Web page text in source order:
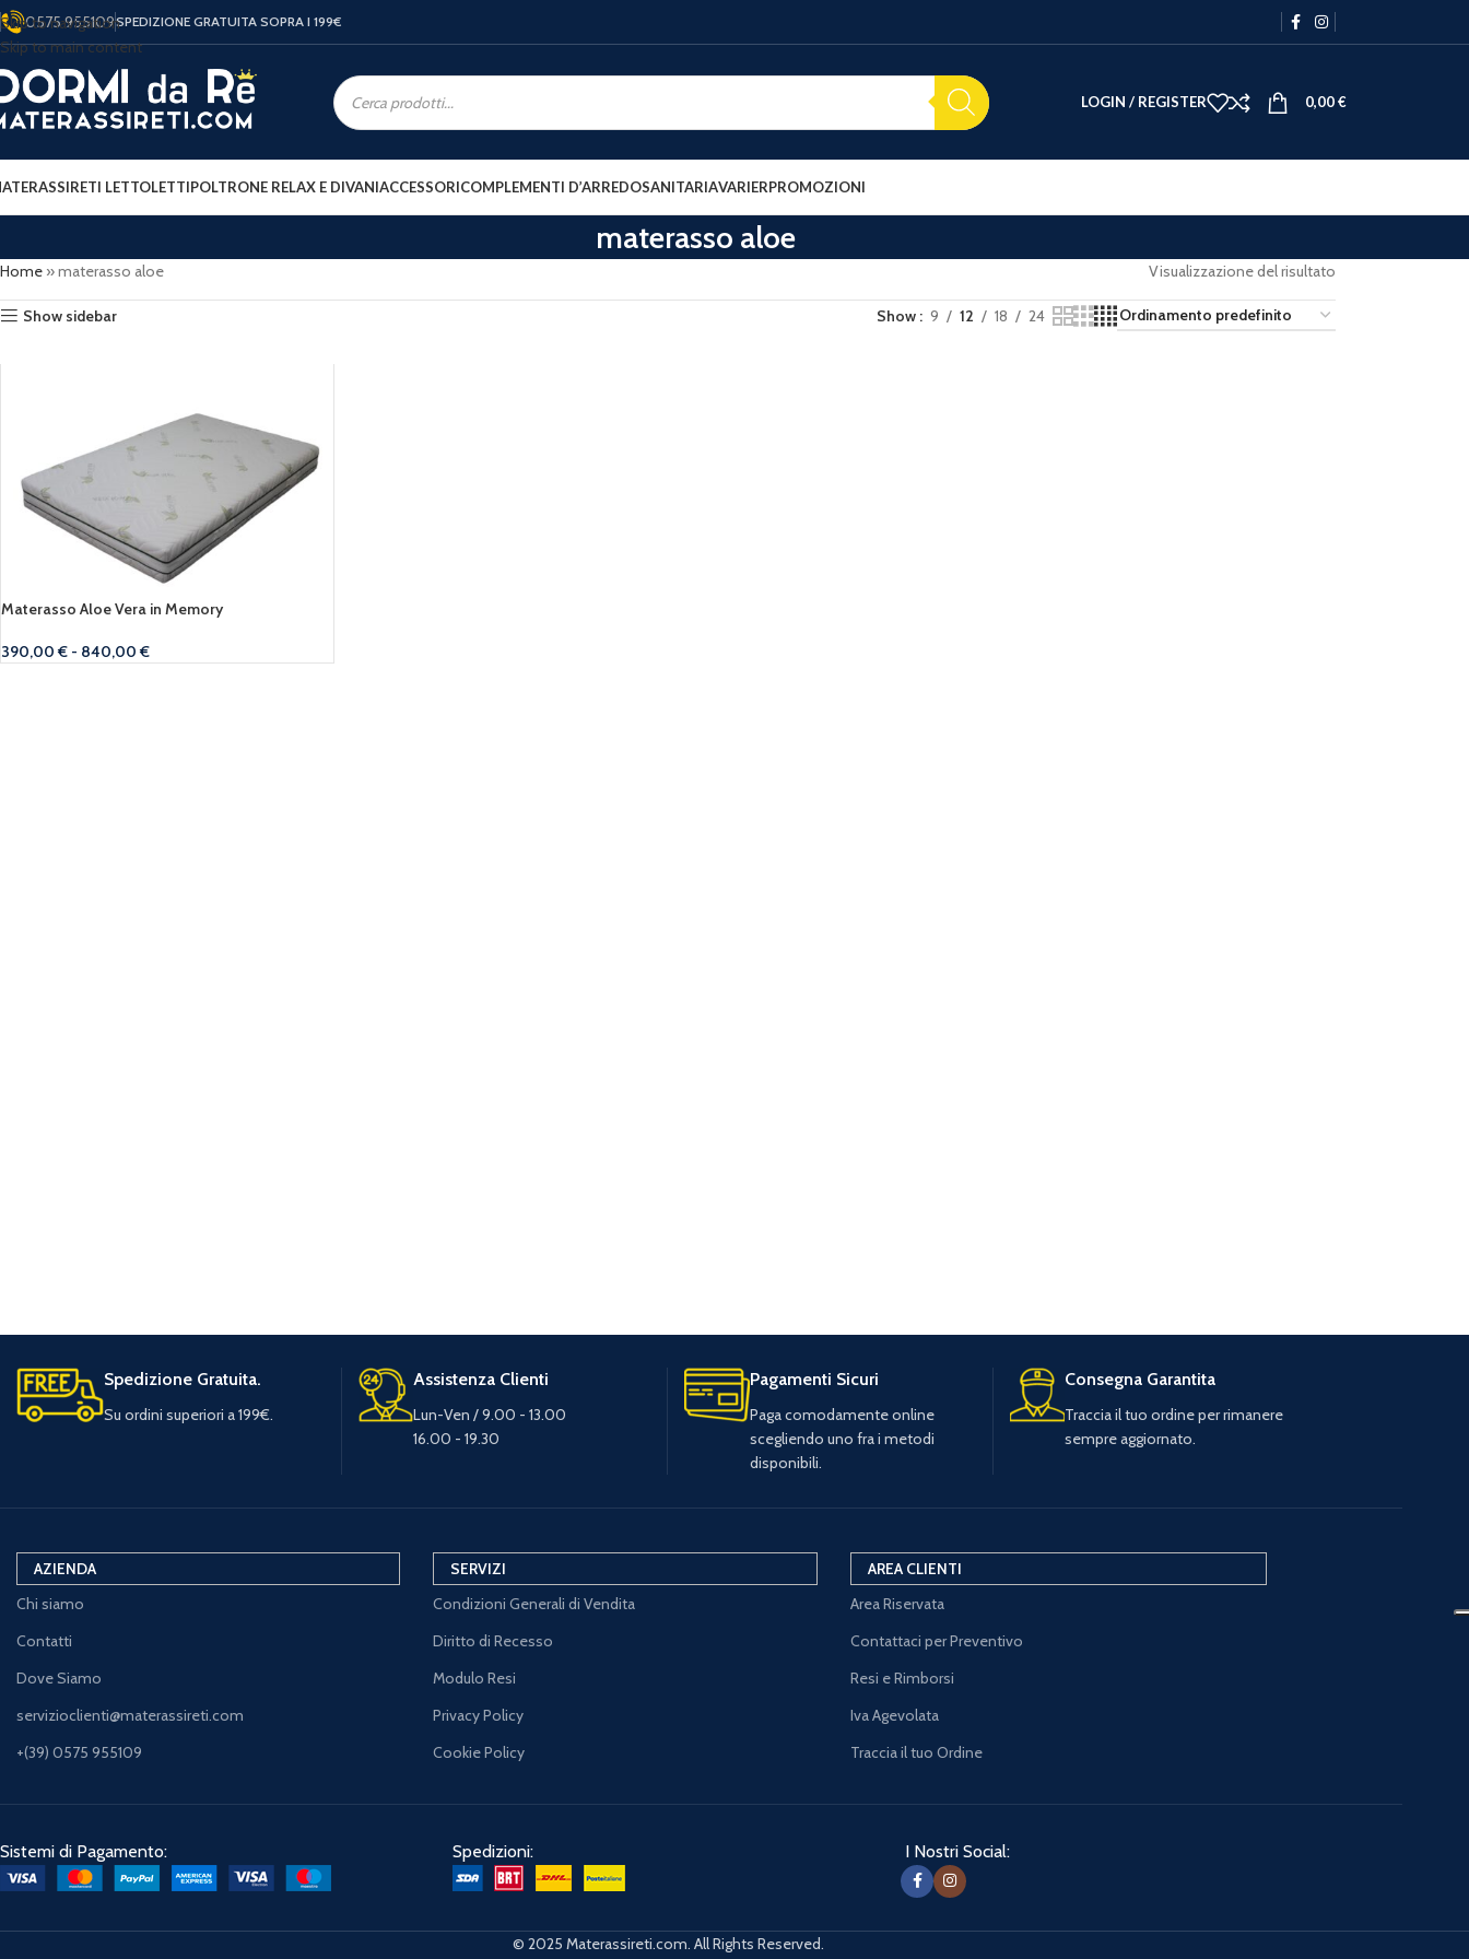
Skip to navigation
Skip to main content
0575 955109SPEDIZIONE GRATUITA SOPRA I 199€
LOGIN / REGISTER 0,00€
RETI LETTOLETTIPOLTRONE RELAX E DIVANIACCESSORICOMPLEMENTI D’ARREDOSANITARIAVARIERPROMOZIONI
materasso aloe
Home »materasso aloe Visualizzazione del risultato
Show sidebar Show 9 12 18 24
Materasso Aloe Vera in Memory
390,00€ - 840,00€
Spedizione Gratuita.
Su ordini superiori a 199€.
Assistenza Clienti
Lun-Ven / 9.00 - 13.00
16.00 - 19.30
Pagamenti Sicuri
Paga comodamente online
scegliendo uno fra i metodi
disponibili.
Consegna Garantita
Traccia il tuo ordine per rimanere
sempre aggiornato.
AZIENDA
Chi siamo
Contatti
Dove Siamo
servizioclienti@materassireti.com
+(39) 0575 955109
SERVIZI
Condizioni Generali di Vendita
Diritto di Recesso
Modulo Resi
Privacy Policy
Cookie Policy
AREA CLIENTI
Area Riservata
Contattaci per Preventivo
Resi e Rimborsi
Iva Agevolata
Traccia il tuo Ordine
Sistemi di Pagamento: Spedizioni: I Nostri Social:
© 2025 Materassireti.com. All Rights Reserved.